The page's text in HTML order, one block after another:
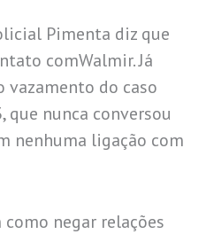
Pimenta diz que
comWalmir. Já
vazamento do caso
que nunca conversou
nenhuma ligação com
negar relações